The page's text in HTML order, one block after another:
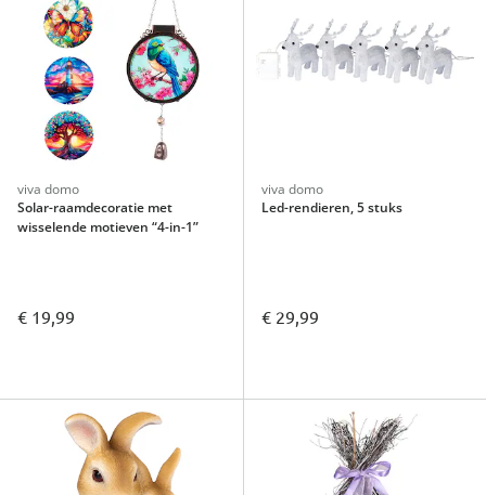
viva domo
Solar-raamdecoratie met
wisselende motieven “4-in-1”
€ 19,99
viva domo
Led-rendieren, 5 stuks
€ 29,99